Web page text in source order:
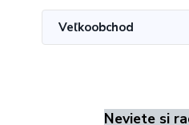
Veľkoobchod
Neviete si